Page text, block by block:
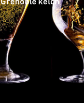
Grenoble kelch